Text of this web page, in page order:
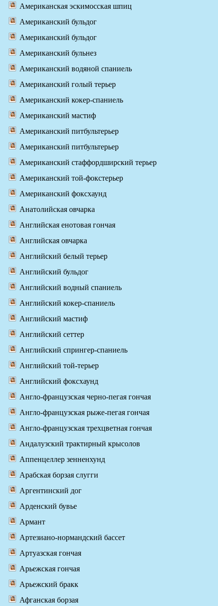
Американская эскимосская шпиц
Американский бульдог
Американский бульдог
Американский бульнез
Американский водяной спаниель
Американский голый терьер
Американский кокер-спаниель
Американский мастиф
Американский питбультерьер
Американский питбультерьер
Американский стаффордширский терьер
Американский той-фокстерьер
Американский фоксхаунд
Анатолийская овчарка
Английская енотовая гончая
Английская овчарка
Английский белый терьер
Английский бульдог
Английский водный спаниель
Английский кокер-спаниель
Английский мастиф
Английский сеттер
Английский спрингер-спаниель
Английский той-терьер
Английский фоксхаунд
Англо-французская черно-пегая гончая
Англо-французская рыже-пегая гончая
Англо-французская трехцветная гончая
Андалузский трактирный крысолов
Аппенцеллер зенненхунд
Арабская борзая слугги
Аргентинский дог
Арденский бувье
Армант
Артезиано-нормандский бассет
Артуазская гончая
Арьежская гончая
Арьежский бракк
Афганская борзая